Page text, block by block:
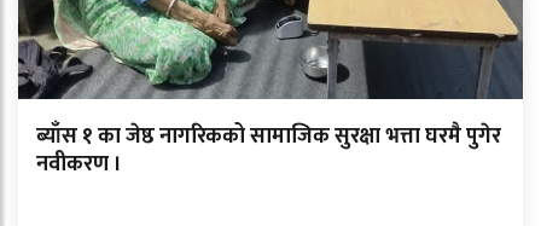
ब्याँस १ का जेष्ठ नागरिकको सामाजिक सुरक्षा भत्ता घरमै पुगेर
नवीकरण ।